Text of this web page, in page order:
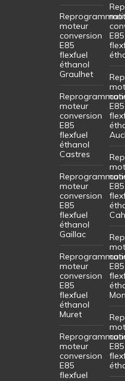
moteur
conversion
E85
flexfuel
éthanol
Graulhet
moteur
conversion
E85
flexfuel
éthanol
Castres
moteur
conversion
E85
flexfuel
éthanol
Gaillac
moteur
conversion
E85
flexfuel
éthanol
Muret
moteur
conversion
E85
flexfuel
E85
E85
E85
E85
E85